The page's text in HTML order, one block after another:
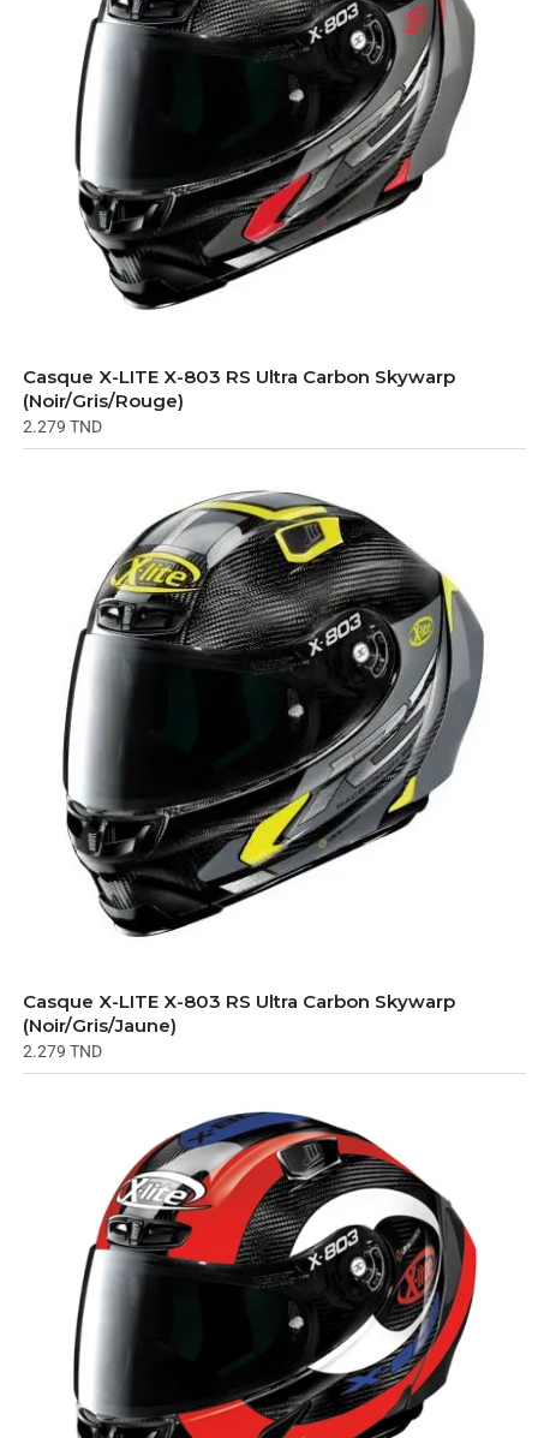
Casque X-LITE X-803 RS Ultra Carbon Skywarp
(Noir/Gris/Rouge)
2.279 TND
Casque X-LITE X-803 RS Ultra Carbon Skywarp
(Noir/Gris/Jaune)
2.279 TND